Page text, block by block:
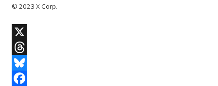
© 2023 X Corp.
X
T
hB